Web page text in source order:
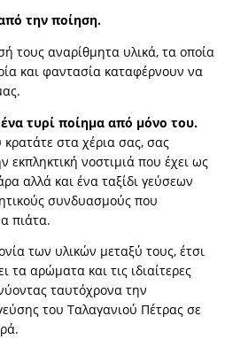
την ποίηση.
τους αναρίθμητα υλικά, τα οποία
και φαντασία καταφέρνουν να
τυρί ποίημα από μόνο του.
στα χέρια σας, σας
εκπληκτική νοστιμιά που έχει ως
αλλά και ένα ταξίδι γεύσεων
συνδυασμούς που
πιάτα.
των υλικών μεταξύ τους, έτσι
αρώματα και τις ιδιαίτερες
ταυτόχρονα την
του Ταλαγανιού Πέτρας σε